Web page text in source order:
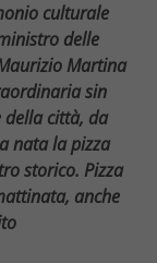
culturale
delle
Martina
sin
della città, da
nata la pizza
storico. Pizza
anche